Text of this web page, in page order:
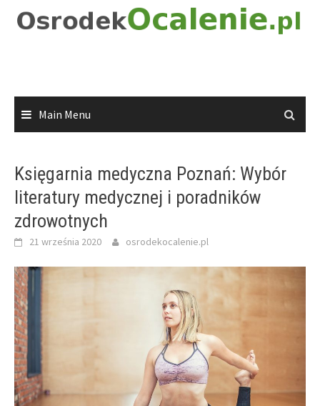
Main Menu
Księgarnia medyczna Poznań: Wybór
literatury medycznej i poradników
zdrowotnych
21 września 2020 osrodekocalenie.pl